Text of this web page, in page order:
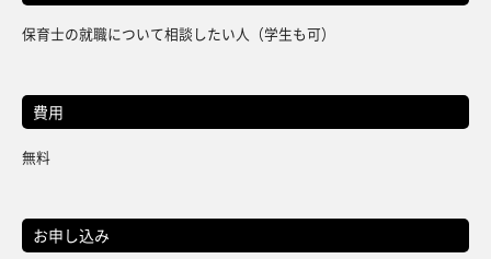
保育士の就職について相談したい人（学生も可）
費用
無料
お申し込み